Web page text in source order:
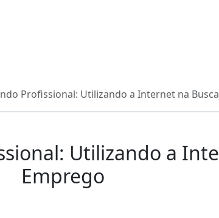
Profissional: Utilizando a Internet na
Utilizando a
Emprego